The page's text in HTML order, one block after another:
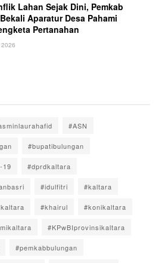
Lahan Sejak Dini, Pemkab
Aparatur Desa Pahami
Pertanahan
#ASN
#bupatibulungan
19 #dprdkaltara
#idulfitri #kaltara
#khairul #konikaltara
#KPwBIprovinsikaltara
#pemkabbulungan